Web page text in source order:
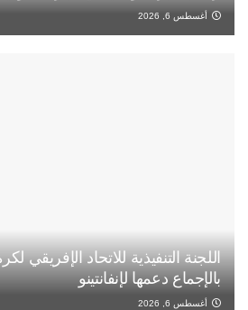
أغسطس 6, 2026
اللجنة التنفيذية للاتحاد الإفريقي
بالإجماع دعمها لإنفانتينو
أغسطس 6, 2026